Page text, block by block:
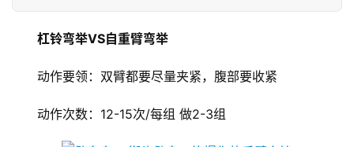
杠铃弯举VS自重臂弯举
动作要领：双臂都要尽量夹紧，腹部要收紧
动作次数：12-15次/每组 做2-3组